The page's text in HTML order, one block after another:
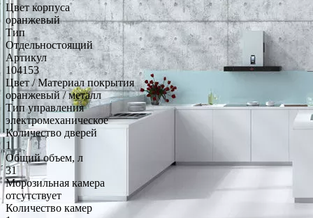
Цвет корпуса
оранжевый
Тип
Отдельностоящий
Артикул
104153
Цвет / Материал покрытия
оранжевый / металл
Тип управления
электромеханическое
Количество дверей
1
Общий объем, л
31
Морозильная камера
отсутствует
Количество камер